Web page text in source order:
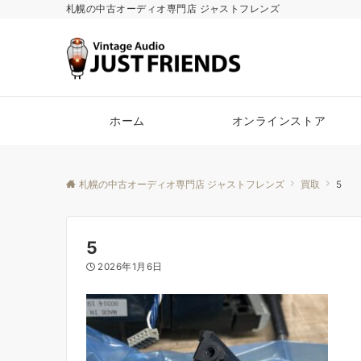
札幌の中古オーディオ専門店 ジャストフレンズ
ホーム オンラインストア
札幌の中古オーディオ専門店 ジャストフレンズ 買取 5
5
2026年1月6日